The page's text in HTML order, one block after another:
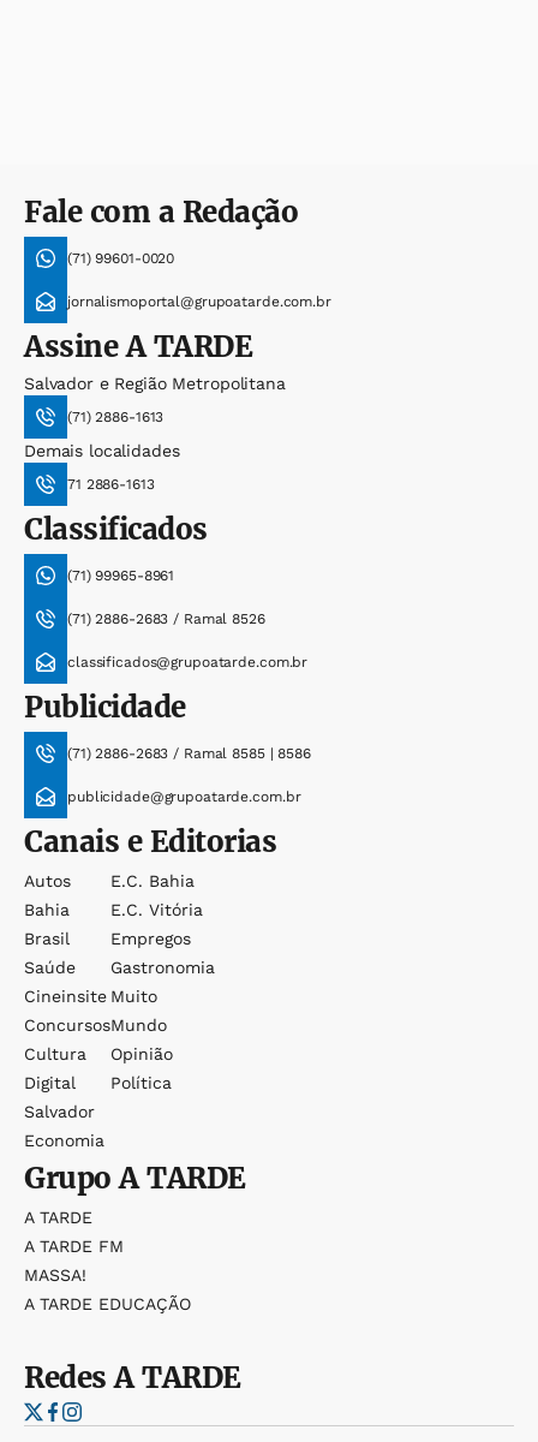
Fale com a Redação
(71) 99601-0020
jornalismoportal@grupoatarde.com.br
AssineA TARDE
Salvador e Região Metropolitana
(71) 2886-1613
Demais localidades
71 2886-1613
Classificados
(71) 99965-8961
(71) 2886-2683 / Ramal 8526
classificados@grupoatarde.com.br
Publicidade
(71) 2886-2683 / Ramal 8585 | 8586
publicidade@grupoatarde.com.br
Canais e Editorias
Autos
Bahia
Brasil
Saúde
Cineinsite
Concursos
Cultura
Digital
Salvador
Economia
E.c. Bahia
E.c. Vitória
Empregos
Gastronomia
Muito
Mundo
Opinião
Política
GrupoA TARDE
A TARDE
A TARDE FM
MASSA!
A TARDE EDUCAÇÃO
RedesA TARDE